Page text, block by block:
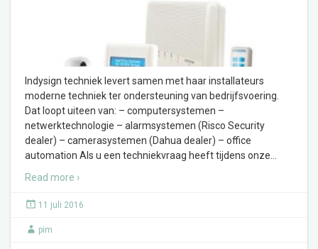
Indysign techniek levert samen met haar installateurs
moderne techniek ter ondersteuning van bedrijfsvoering.
Dat loopt uiteen van: – computersystemen –
netwerktechnologie – alarmsystemen (Risco Security
dealer) – camerasystemen (Dahua dealer) – office
automation Als u een techniekvraag heeft tijdens onze
Read more ›
11 juli 2016
pim